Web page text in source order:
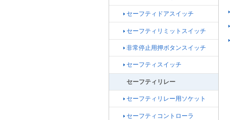
セーフティドアスイッチ
セーフティリミットスイッチ
非常停止用押ボタンスイッチ
セーフティスイッチ
セーフティリレー
セーフティリレー用ソケット
セーフティコントローラ